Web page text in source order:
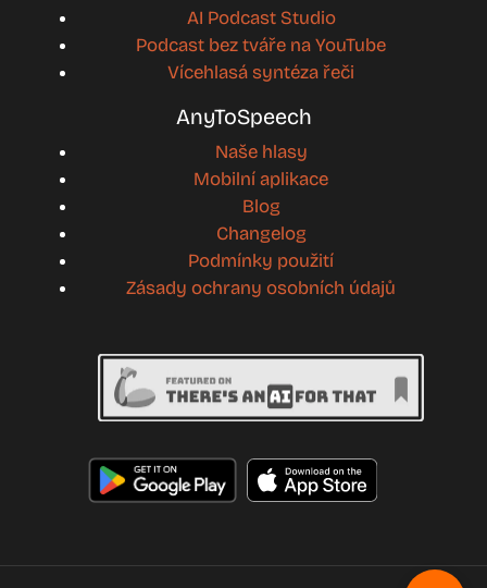
AI Podcast Studio
Podcast bez tváře na YouTube
Vícehlasá syntéza řeči
AnyToSpeech
Naše hlasy
Mobilní aplikace
Blog
Changelog
Podmínky použití
Zásady ochrany osobních údajů